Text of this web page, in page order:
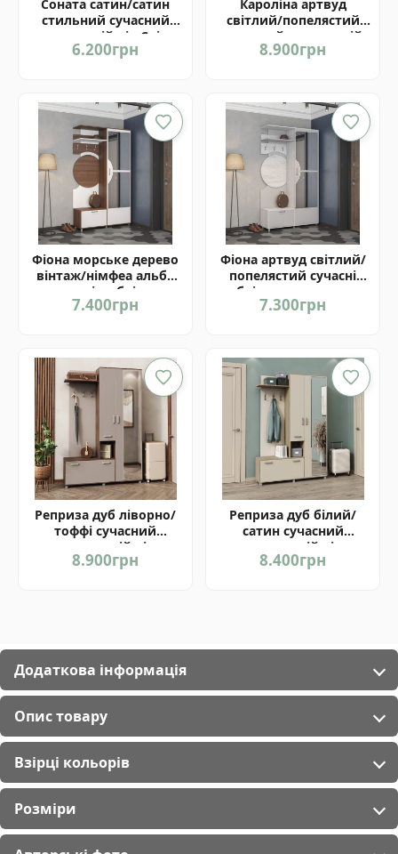
Соната сатин/сатин
стильний сучасний
передпокій від Світ-
Меблів Україна
6.200грн
Кароліна артвуд
світлий/попелястий
сучасний передпокій
від фабрики Світ
8.900грн
Фіона морське дерево
вінтаж/німфеа альба
сучасні меблі для
передпокою від Світ
7.400грн
Фіона артвуд світлий/
попелястий сучасні
меблі для передпокою
від Світ Меблів Україна
7.300грн
Реприза дуб ліворно/
тоффі сучасний
передпокій від
фабрики Світ Меблів
8.900грн
Реприза дуб білий/
сатин сучасний
передпокій від
фабрики Світ Меблів
8.400грн
Додаткова інформація
Опис товару
Взірці кольорів
Розміри